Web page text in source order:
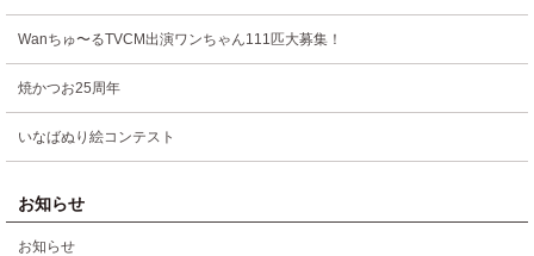
Wanちゅ〜るTVCM出演ワンちゃん111匹大募集！
焼かつお25周年
いなばぬり絵コンテスト
お知らせ
お知らせ